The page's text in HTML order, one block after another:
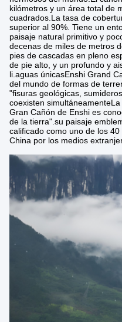
kilómetros y un área total de
cuadrados.La tasa de
superior al 90%. Tiene un
paisaje natural primitivo y
decenas de miles de metros
pies de cascadas en pleno
de pie alto, y un profundo y
li.aguas únicasEnshi Grand
del mundo de formas de
"fisuras geológicas,
coexisten
Gran Cañón de Enshi es
de la tierra".su paisaje
calificado como uno de los
China por los medios